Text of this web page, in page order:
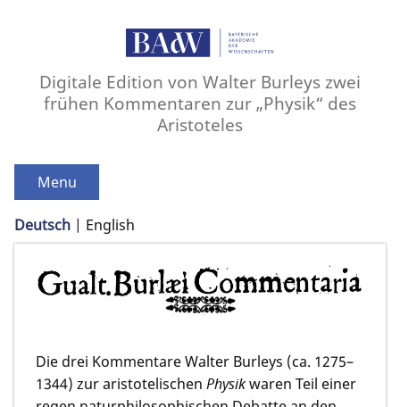
Digitale Edition von Walter Burleys zwei
frühen Kommentaren zur „Physik“ des
Aristoteles
Menu
Deutsch English
Die drei Kommentare Walter Burleys (ca. 1275–
1344) zur aristotelischen Physikwaren Teil einer